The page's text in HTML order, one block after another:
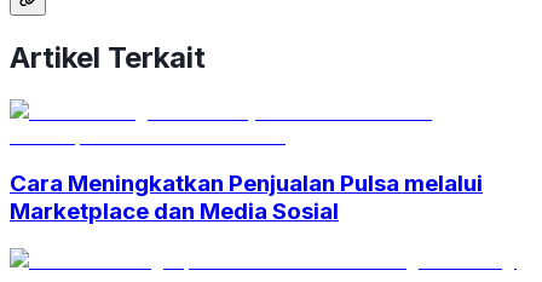
Artikel Terkait
Cara Meningkatkan Penjualan Pulsa melalui
Marketplace dan Media Sosial